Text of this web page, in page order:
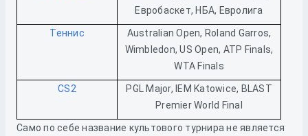
Евробаскет, НБА, Евролига
Теннис
Australian Open, Roland Garros,
Wimbledon, US Open, ATP Finals,
WTA Finals
CS2
PGL Major, IEM Katowice, BLAST
Premier World Final
Само по себе название культового турнира не является